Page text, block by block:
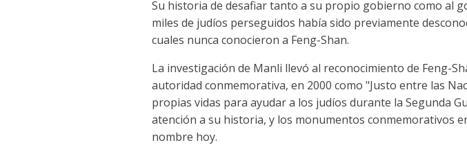
Su historia de desafiar tanto a su propio gobierno como al
miles de judíos perseguidos había sido previamente
cuales nunca conocieron a Feng-Shan.
La investigación de Manli llevó al reconocimiento de Feng-
autoridad conmemorativa, en 2000 como "Justo entre las
propias vidas para ayudar a los judíos durante la Segunda
atención a su historia, y los monumentos conmemorativos
nombre hoy.